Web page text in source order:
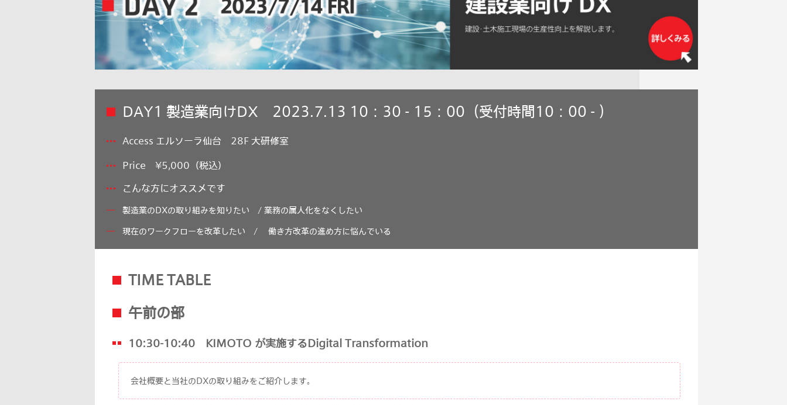
DAY1 製造業向けDX 2023.7.13 10：30 - 15：00（受付時間10：00 - ）
Access エルソーラ仙台 28F 大研修室
Price ¥5,000（税込）
こんな方にオススメです
製造業のDXの取り組みを知りたい / 業務の属人化をなくしたい
現在のワークフローを改革したい / 働き方改革の進め方に悩んでいる
TIME TABLE
午前の部
10:30-10:40 KIMOTO が実施するDigital Transformation
会社概要と当社のDXの取り組みをご紹介します。